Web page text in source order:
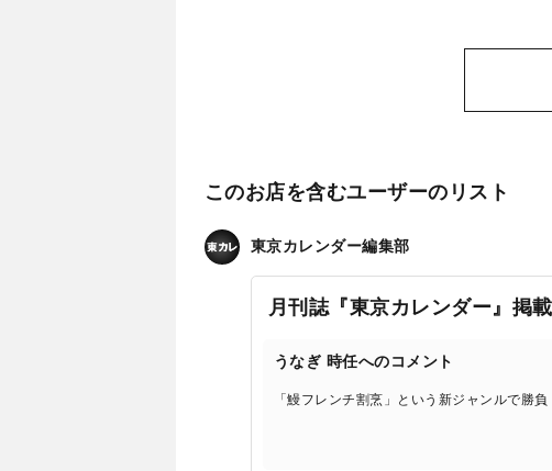
このお店を含むユーザーのリスト
東京カレンダー編集部
月刊誌『東京カレンダー』掲
うなぎ 時任へのコメント
「鰻フレンチ割烹」という新ジャンルで勝